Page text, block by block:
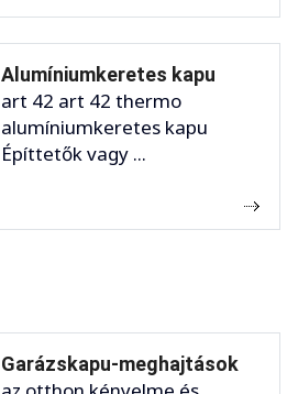
Alumíniumkeretes kapu
art 42 art 42 thermo
alumíniumkeretes kapu
Építtetők vagy ...
Garázskapu-meghajtások